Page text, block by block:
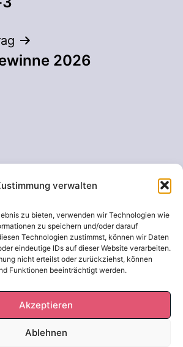
verwalten
zu bieten, verwenden wir Technologien wie
zu speichern und/oder darauf
Technologien zustimmst, können wir Daten
eindeutige IDs auf dieser Website verarbeiten.
nicht erteilst oder zurückziehst, können
Funktionen beeinträchtigt werden.
Akzeptieren
Ablehnen
2026
(EU)